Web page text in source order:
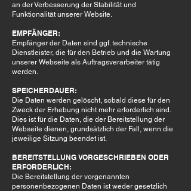
an der Verbesserung der Stabilität und
Funktionalität unserer Website.
EMPFÄNGER:
Empfänger der Daten sind ggf. technische
Dienstleister, die für den Betrieb und die Wartung
unserer Webseite als Auftragsverarbeiter tätig
werden.
SPEICHERDAUER:
Die Daten werden gelöscht, sobald diese für den
Zweck der Erhebung nicht mehr erforderlich sind.
Dies ist für die Daten, die der Bereitstellung der
Webseite dienen, grundsätzlich der Fall, wenn die
jeweilige Sitzung beendet ist.
BEREITSTELLUNG VORGESCHRIEBEN ODER
ERFORDERLICH:
Die Bereitstellung der vorgenannten
personenbezogenen Daten ist weder gesetzlich